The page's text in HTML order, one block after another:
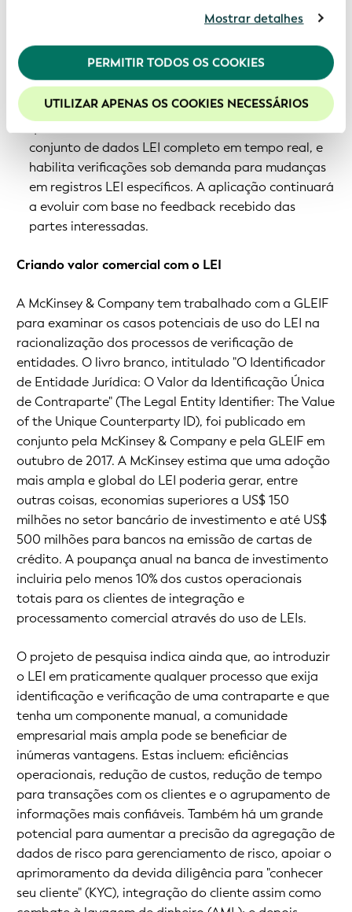
cookies. Consulte informações adicionais em nossa
Política de Privacidade.
Recomendamos a habilitação de cookies para uma
melhor experiência em nosso site.
Mostrar detalhes
PERMITIR TODOS OS COOKIES
UTILIZAR APENAS OS COOKIES NECESSÁRIOS
global LEI na integra, gratuitamente aos usuários,
através de uma licença de dados aberta. Para este
fim, estamos trabalhando para tornar mais fácil
para os usuários de dados acessar as informações
eles que precisam. Em setembro de 2017, nós
lançamos a API GLEIF LEI "Look-up". Ela permite
conjunto de dados LEI completo em tempo real, e
habilita verificações sob demanda para mudanças
em registros LEI específicos. A aplicação continuará
a evoluir com base no feedback recebido das
partes interessadas.
Criando valor comercial com o LEI
A McKinsey & Company tem trabalhado com a GLEIF
para examinar os casos potenciais de uso do LEI na
racionalização dos processos de verificação de
entidades. O livro branco, intitulado "O Identificador
de Entidade Jurídica: O Valor da Identificação Única
de Contraparte" (The Legal Entity Identifier: The Value
of the Unique Counterparty ID), foi publicado em
conjunto pela McKinsey & Company e pela GLEIF em
outubro de 2017. A McKinsey estima que uma adoção
mais ampla e global do LEI poderia gerar, entre
outras coisas, economias superiores a US$ 150
milhões no setor bancário de investimento e até US$
500 milhões para bancos na emissão de cartas de
crédito. A poupança anual na banca de investimento
incluiria pelo menos 10% dos custos operacionais
totais para os clientes de integração e
processamento comercial através do uso de LEIs.
O projeto de pesquisa indica ainda que, ao introduzir
o LEI em praticamente qualquer processo que exija
identificação e verificação de uma contraparte e que
tenha um componente manual, a comunidade
empresarial mais ampla pode se beneficiar de
inúmeras vantagens. Estas incluem: eficiências
operacionais, redução de custos, redução de tempo
para transações com os clientes e o agrupamento de
informações mais confiáveis. Também há um grande
potencial para aumentar a precisão da agregação de
dados de risco para gerenciamento de risco, apoiar o
aprimoramento da devida diligência para "conhecer
seu cliente" (KYC), integração do cliente assim como